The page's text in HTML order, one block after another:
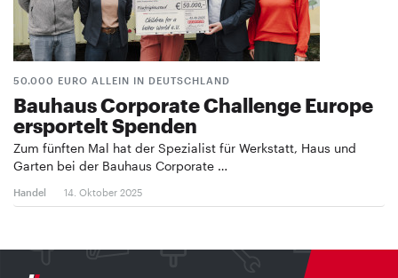
50.000 EURO ALLEIN IN DEUTSCHLAND
Bauhaus Corporate Challenge Europe
ersportelt Spenden
Zum fünften Mal hat der Spezialist für Werkstatt, Haus und
Garten bei der Bauhaus Corporate …
Handel 14. Oktober 2025